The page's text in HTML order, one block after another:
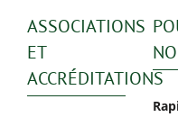
ASSOCIATIONS
ET
ACCRÉDITATIONS